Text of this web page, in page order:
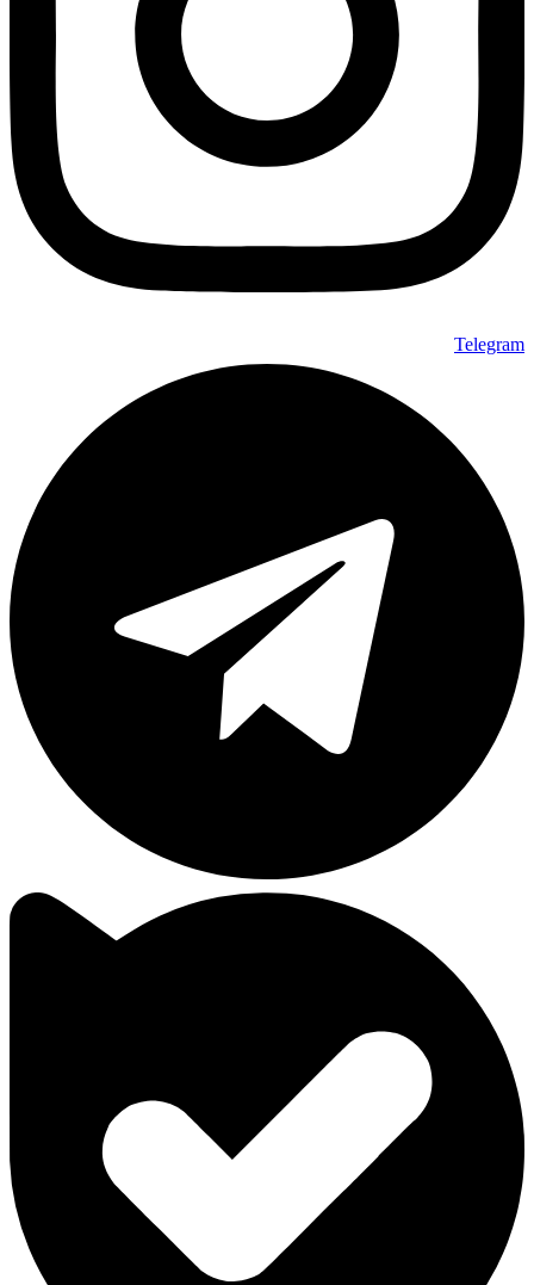
Telegram